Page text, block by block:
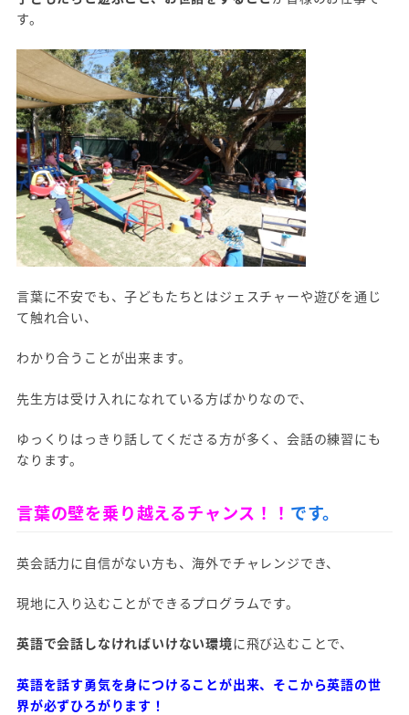
す。
言葉に不安でも、子どもたちとはジェスチャーや遊びを通じ
て触れ合い、
わかり合うことが出来ます。
先生方は受け入れになれている方ばかりなので、
ゆっくりはっきり話してくださる方が多く、会話の練習にも
なります。
言葉の壁を乗り越えるチャンス！！ です。
英会話力に自信がない方も、海外でチャレンジでき、
現地に入り込むことができるプログラムです。
英語で会話しなければいけない環境に飛び込むことで、
英語を話す勇気を身につけることが出来、そこから英語の世
界が必ずひろがります！